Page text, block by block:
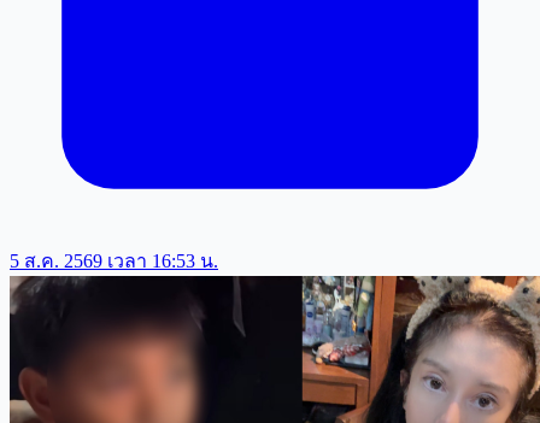
5 ส.ค. 2569 เวลา 16:53 น.